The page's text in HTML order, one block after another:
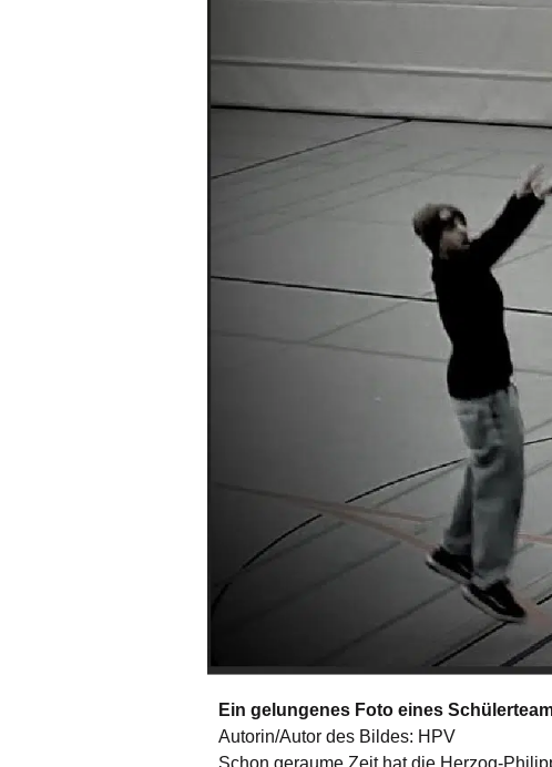
Ein gelungenes Foto eines
Autorin/Autor des Bildes: HPV